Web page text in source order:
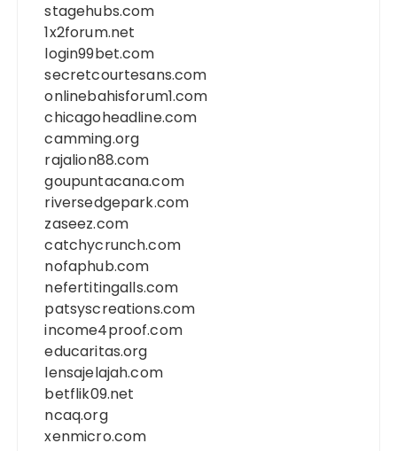
stagehubs.com
1x2forum.net
login99bet.com
secretcourtesans.com
onlinebahisforum1.com
chicagoheadline.com
camming.org
rajalion88.com
goupuntacana.com
riversedgepark.com
zaseez.com
catchycrunch.com
nofaphub.com
nefertitingalls.com
patsyscreations.com
income4proof.com
educaritas.org
lensajelajah.com
betflik09.net
ncaq.org
xenmicro.com